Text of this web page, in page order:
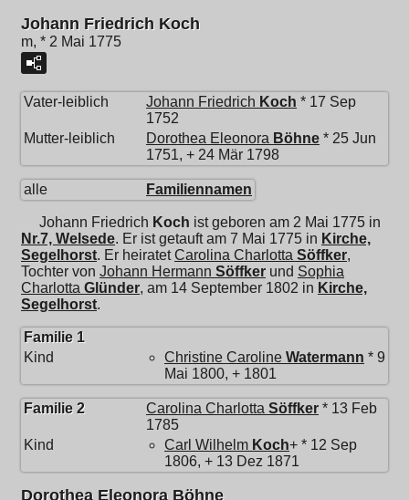
Johann Friedrich Koch
m, * 2 Mai 1775
Vater-leiblich Johann Friedrich Koch * 17 Sep
1752
Mutter-leiblich
Dorothea Eleonora Böhne * 25 Jun
1751, + 24 Mär 1798
alle Familiennamen
Johann Friedrich Koch ist geboren am 2 Mai 1775 in
Nr.7, Welsede. Er ist getauft am 7 Mai 1775 in Kirche,
Segelhorst. Er heiratetCarolina Charlotta Söffker,
Tochter von Johann Hermann Söffker und Sophia
Charlotta Glünder, am 14 September 1802 in Kirche,
Segelhorst.
Familie 1
Kind
Christine Caroline Watermann * 9
Mai 1800, + 1801
Familie 2 Carolina Charlotta Söffker * 13 Feb
1785
Kind
Carl Wilhelm Koch+ * 12 Sep
1806, + 13 Dez 1871
Dorothea Eleonora Böhne